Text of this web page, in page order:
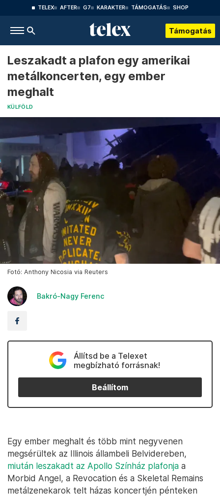
TELEX AFTER G7 KARAKTER TÁMOGATÁS SHOP
Támogatás
Leszakadt a plafon egy amerikai
metálkoncerten, egy ember
meghalt
KÜLFÖLD
Fotó: Anthony Nicosia via Reuters
Bakró-Nagy Ferenc
Állítsd be a Telexet
megbízható forrásnak!
Beállítom
Egy ember meghalt és több mint negyvenen
megsérültek az Illinois állambeli Belvidereben,
miután leszakadt az Apollo Színház plafonja a
Morbid Angel, a Revocation és a Skeletal Remains
metálzenekarok telt házas koncertjén pénteken